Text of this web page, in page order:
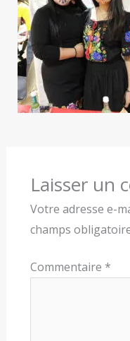
Laisser un
Votre adresse e-
champs
Commentaire *